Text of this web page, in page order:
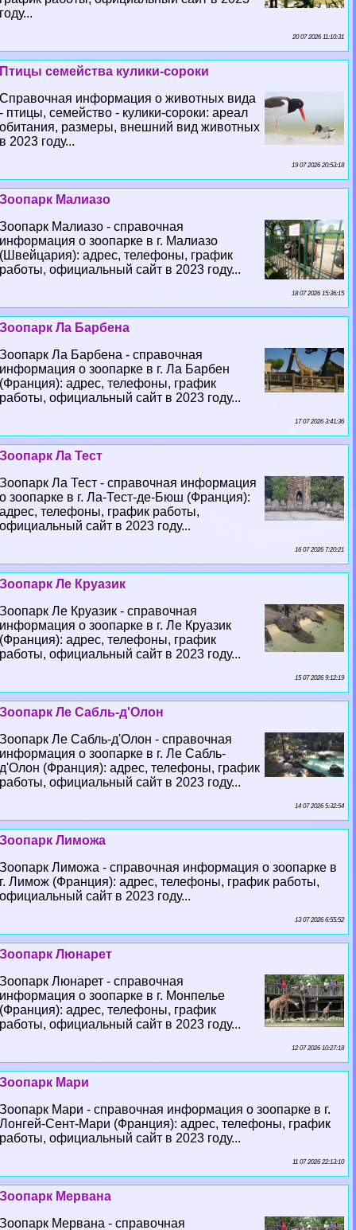
году...
20 07 2026 11:10:31
Птицы семейства кулики-сороки
Справочная информация о животных вида
- птицы, семейство - кулики-сороки: ареал
обитания, размеры, внешний вид животных
в 2023 году...
19 07 2026 20:53:18
Зоопарк Малиазо
Зоопарк Малиазо - справочная
информация о зоопарке в г. Малиазо
(Швейцария): адрес, телефоны, график
работы, официальный сайт в 2023 году...
18 07 2026 15:36:15
Зоопарк Ла Барбена
Зоопарк Ла Барбена - справочная
информация о зоопарке в г. Ла Барбен
(Франция): адрес, телефоны, график
работы, официальный сайт в 2023 году...
17 07 2026 3:41:36
Зоопарк Ла Тест
Зоопарк Ла Тест - справочная информация
о зоопарке в г. Ла-Тест-де-Бюш (Франция):
адрес, телефоны, график работы,
официальный сайт в 2023 году...
16 07 2026 7:20:21
Зоопарк Ле Круазик
Зоопарк Ле Круазик - справочная
информация о зоопарке в г. Ле Круазик
(Франция): адрес, телефоны, график
работы, официальный сайт в 2023 году...
15 07 2026 9:12:19
Зоопарк Ле Сабль-д'Олон
Зоопарк Ле Сабль-д'Олон - справочная
информация о зоопарке в г. Ле Сабль-
д'Олон (Франция): адрес, телефоны, график
работы, официальный сайт в 2023 году...
14 07 2026 5:32:54
Зоопарк Лиможа
Зоопарк Лиможа - справочная информация о зоопарке в
г. Лимож (Франция): адрес, телефоны, график работы,
официальный сайт в 2023 году...
13 07 2026 6:55:52
Зоопарк Люнарет
Зоопарк Люнарет - справочная
информация о зоопарке в г. Монпелье
(Франция): адрес, телефоны, график
работы, официальный сайт в 2023 году...
12 07 2026 10:27:18
Зоопарк Мари
Зоопарк Мари - справочная информация о зоопарке в г.
Лонгeй-Сент-Мари (Франция): адрес, телефоны, график
работы, официальный сайт в 2023 году...
11 07 2026 22:13:10
Зоопарк Мервана
Зоопарк Мервана - справочная